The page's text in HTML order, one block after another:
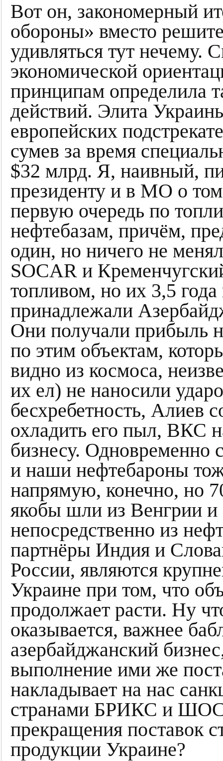
Вот он, закономерный
обороны» вместо
удивляться тут нечему.
экономической
принципам определила
действий. Элита
европейских
сумев за время
$32 млрд. Я, наивный,
президенту и в МО о
первую очередь по
нефтебазам, причём,
один, но ничего не
SOCAR и
топливом, но их 3,5
принадлежали
Они получали прибыль
по этим объектам,
видно из космоса,
их ел) не наносили
бесхребетность, Алиев
охладить его пыл, ВКС
бизнесу. Одновременно
и наши нефтебароны
напрямую, конечно, но
якобы шли из Венгрии
непосредственно из
партнёры Индия и
России, являются
Украине при том, что
продолжает расти. Ну
оказывается, важнее
азербайджанский
выполнение ими же
накладывает на нас
странами БРИКС и ШОС
прекращения поставок
продукции Украине?